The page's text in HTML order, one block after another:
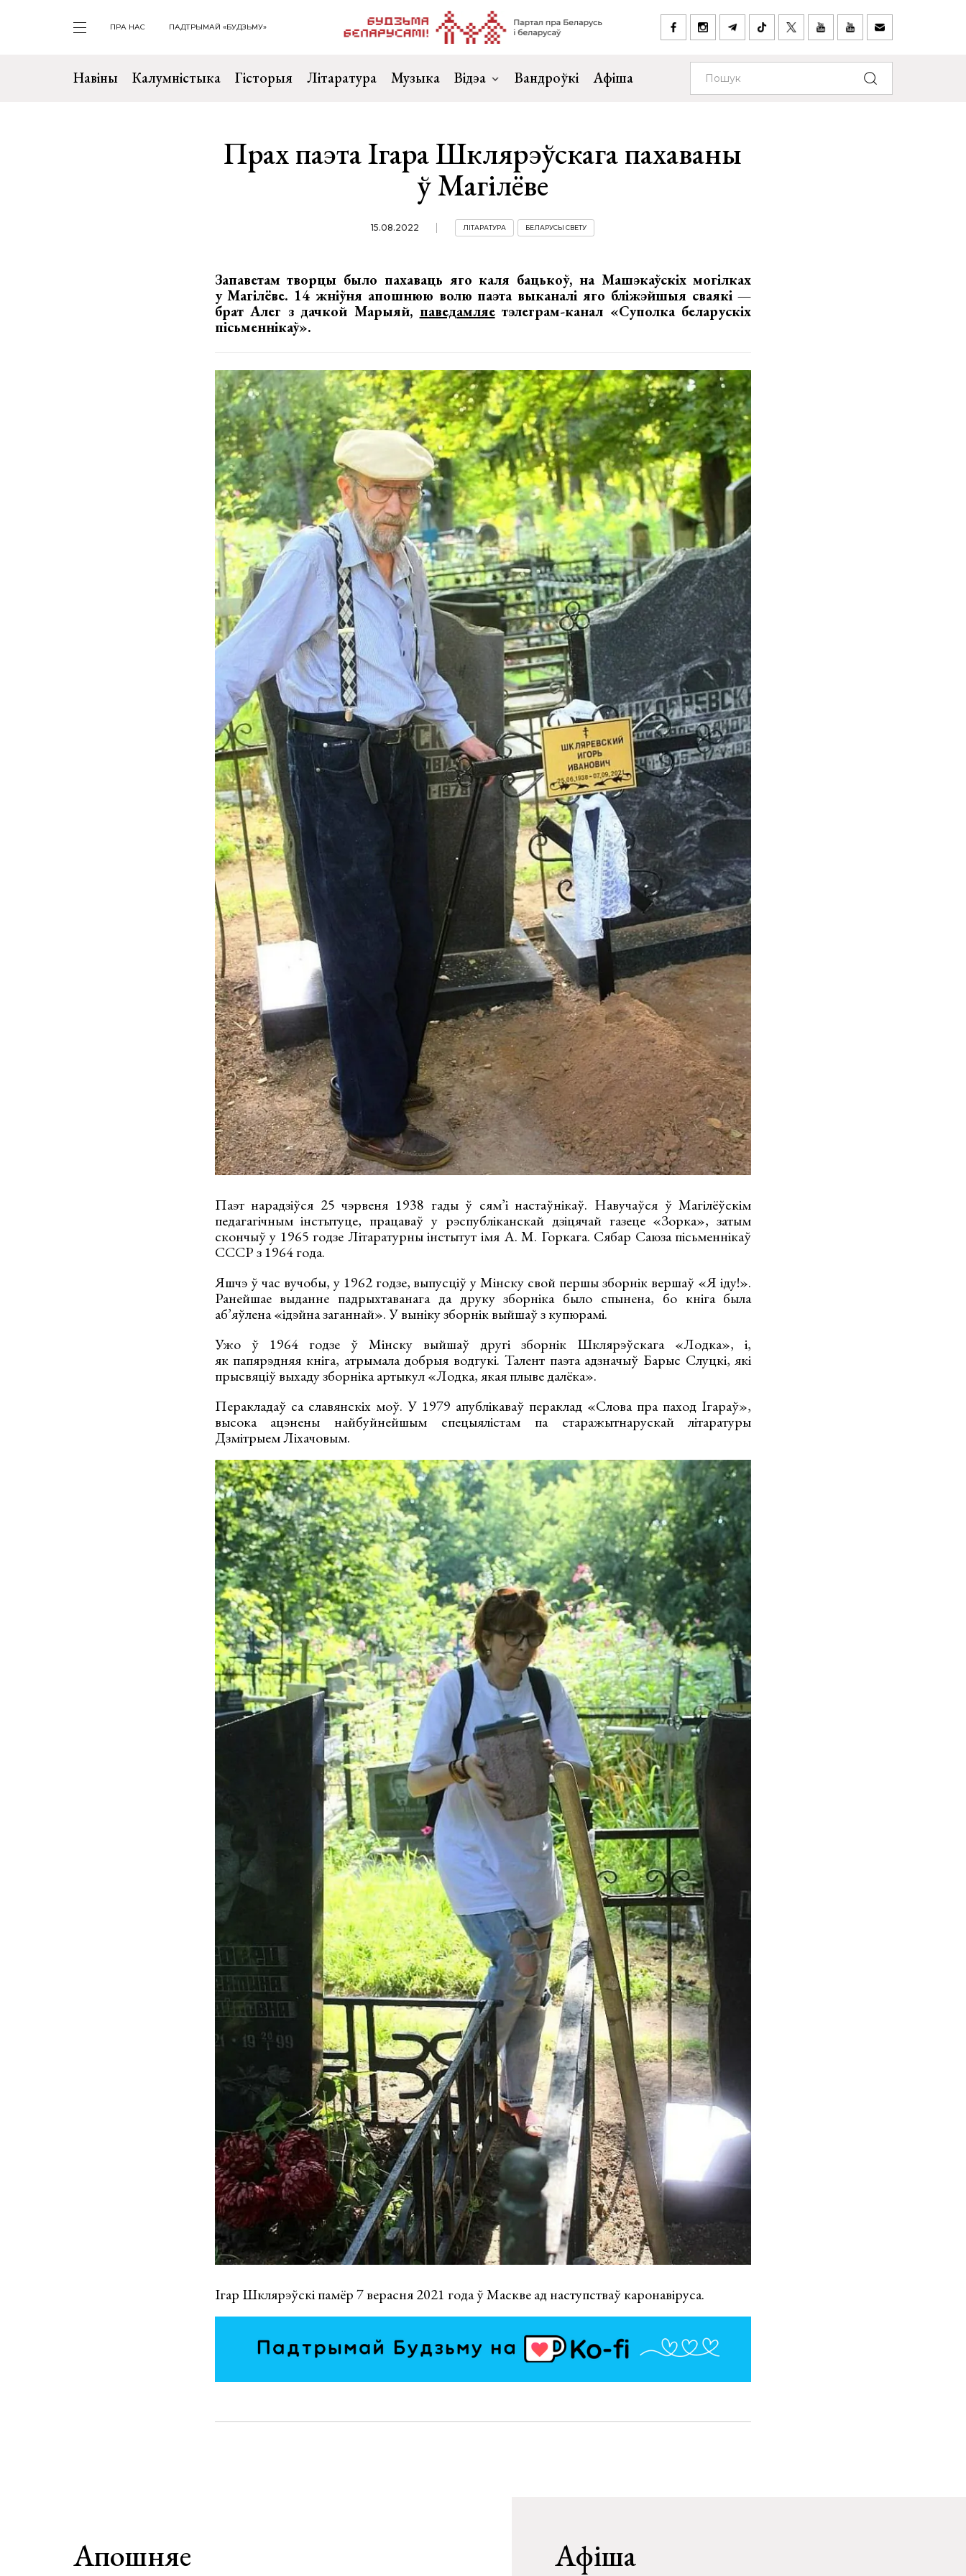
ПРА НАС ПАДТРЫМАЙ «БУДЗЬМУ»
Навіны Калумністыка Гісторыя Літаратура Музыка Відэа Вандроўкі Афіша
Прах паэта Ігара Шклярэўскага пахаваны
ў Магілёве
15.08.2022 ЛІТАРАТУРА БЕЛАРУСЫ СВЕТУ
Запаветам творцы было пахаваць яго каля бацькоў, на Машэкаўскіх могілках
у Магілёве. 14 жніўня апошнюю волю паэта выканалі яго бліжэйшыя сваякі —
брат Алег з дачкой Марыяй, паведамляетэлеграм-канал «Суполка беларускіх
пісьменнікаў».
Паэт нарадзіўся 25 чэрвеня 1938 гады ў сям’і настаўнікаў. Навучаўся ў Магілёўскім
педагагічным інстытуце, працаваў у рэспубліканскай дзіцячай газеце «Зорка», затым
скончыў у 1965 годзе Літаратурны інстытут імя А. М. Горкага. Сябар Саюза пісьменнікаў
СССР з 1964 года.
Яшчэ ў час вучобы, у 1962 годзе, выпусціў у Мінску свой першы зборнік вершаў «Я іду!».
Ранейшае выданне падрыхтаванага да друку зборніка было спынена, бо кніга была
аб’яўлена «ідэйна заганнай». У выніку зборнік выйшаў з купюрамі.
Ужо ў 1964 годзе ў Мінску выйшаў другі зборнік Шклярэўскага «Лодка», і,
як папярэдняя кніга, атрымала добрыя водгукі. Талент паэта адзначыў Барыс Слуцкі, які
прысвяціў выхаду зборніка артыкул «Лодка, якая плыве далёка».
Перакладаў са славянскіх моў. У 1979 апублікаваў пераклад «Слова пра паход Ігараў»,
высока ацэнены найбуйнейшым спецыялістам па старажытнарускай літаратуры
Дзмітрыем Ліхачовым.
Ігар Шклярэўскі памёр 7 верасня 2021 года ў Маскве ад наступстваў каронавіруса.
Апошняе
Афіша